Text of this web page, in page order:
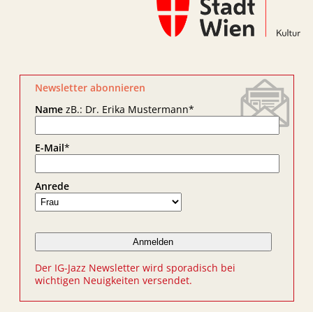
Newsletter abonnieren
NamezB.: Dr. Erika Mustermann*
E-Mail*
Anrede
Der IG-Jazz Newsletter wird sporadisch bei
wichtigen Neuigkeiten versendet.